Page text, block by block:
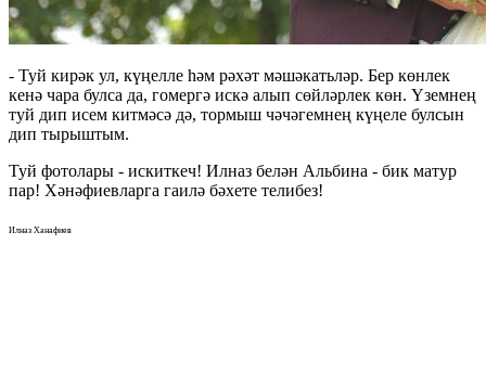
- Туй кирәк ул, күңелле һәм рәхәт мәшәкатьләр. Бер көнлек
кенә чара булса да, гомергә искә алып сөйләрлек көн. Үземнең
туй дип исем китмәсә дә, тормыш чәчәгемнең күңеле булсын
дип тырыштым.
Туй фотолары - искиткеч! Илназ белән Альбина - бик матур
пар! Хәнәфиевларга гаилә бәхете телибез!
Илназ Ханафиев